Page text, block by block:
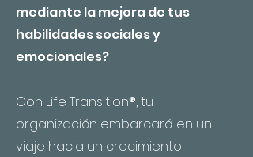
mediante la mejora de tus
habilidades sociales y
emocionales?
Con Life Transition®, tu
organización embarcará en un
viaje hacia un crecimiento